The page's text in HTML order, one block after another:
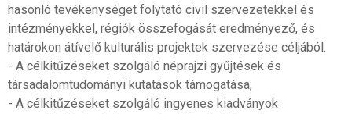
hasonló tevékenységet folytató civil szervezetekkel és
intézményekkel, régiók összefogását eredményező, és
határokon átívelő kulturális projektek szervezése céljából.
- A célkitűzéseket szolgáló néprajzi gyűjtések és
társadalomtudományi kutatások támogatása;
- A célkitűzéseket szolgáló ingyenes kiadványok